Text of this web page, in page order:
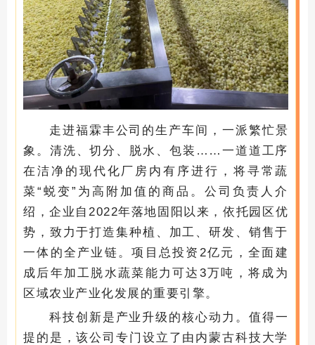
走进福霖丰公司的生产车间，一派繁忙景
象。清洗、切分、脱水、包装……一道道工序
在洁净的现代化厂房内有序进行，将寻常蔬
菜“蜕变”为高附加值的商品。公司负责人介
绍，企业自2022年落地固阳以来，依托园区优
势，致力于打造集种植、加工、研发、销售于
一体的全产业链。项目总投资2亿元，全面建
成后年加工脱水蔬菜能力可达3万吨，将成为
区域农业产业化发展的重要引擎。
科技创新是产业升级的核心动力。值得一
提的是，该公司专门设立了由内蒙古科技大学